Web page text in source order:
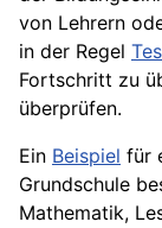
von Lehrern
in der Regel
Fortschritt zu
überprüfen.
Ein Beispiel für
Grundschule
Mathematik,